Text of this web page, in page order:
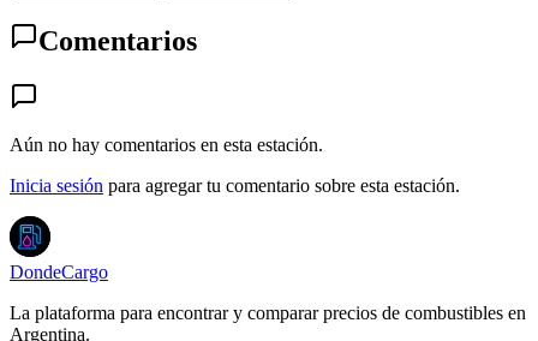
Comentarios
Aún no hay comentarios en esta estación.
Inicia sesión para agregar tu comentario sobre esta estación.
DondeCargo
La plataforma para encontrar y comparar precios de combustibles en
Argentina.